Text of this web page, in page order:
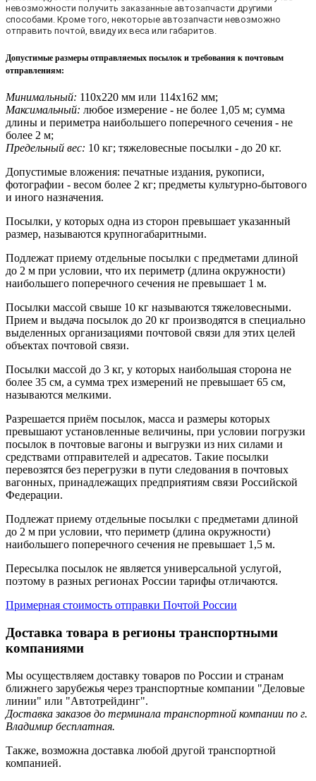
невозможности получить заказанные автозапчасти другими
способами. Кроме того, некоторые автозапчасти невозможно
отправить почтой, ввиду их веса или габаритов.
Допустимые размеры отправляемых посылок и требования к почтовым
отправлениям:
Минимальный: 110х220 мм или 114х162 мм;
Максимальный: любое измерение - не более 1,05 м; сумма
длины и периметра наибольшего поперечного сечения - не
более 2 м;
Предельный вес: 10 кг; тяжеловесные посылки - до 20 кг.
Допустимые вложения: печатные издания, рукописи,
фотографии - весом более 2 кг; предметы культурно-бытового
и иного назначения.
Посылки, у которых одна из сторон превышает указанный
размер, называются крупногабаритными.
Подлежат приему отдельные посылки с предметами длиной
до 2 м при условии, что их периметр (длина окружности)
наибольшего поперечного сечения не превышает 1 м.
Посылки массой свыше 10 кг называются тяжеловесными.
Прием и выдача посылок до 20 кг производятся в специально
выделенных организациями почтовой связи для этих целей
объектах почтовой связи.
Посылки массой до 3 кг, у которых наибольшая сторона не
более 35 см, а сумма трех измерений не превышает 65 см,
называются мелкими.
Разрешается приём посылок, масса и размеры которых
превышают установленные величины, при условии погрузки
посылок в почтовые вагоны и выгрузки из них силами и
средствами отправителей и адресатов. Такие посылки
перевозятся без перегрузки в пути следования в почтовых
вагонных, принадлежащих предприятиям связи Российской
Федерации.
Подлежат приему отдельные посылки с предметами длиной
до 2 м при условии, что периметр (длина окружности)
наибольшего поперечного сечения не превышает 1,5 м.
Пересылка посылок не является универсальной услугой,
поэтому в разных регионах России тарифы отличаются.
Примерная стоимость отправки Почтой России
Доставка товара в регионы транспортными
компаниями
Мы осуществляем доставку товаров по России и странам
ближнего зарубежья через транспортные компании "Деловые
линии" или "Автотрейдинг".
Доставка заказов до терминала транспортной компании по г.
Владимир бесплатная.
Также, возможна доставка любой другой транспортной
компанией.